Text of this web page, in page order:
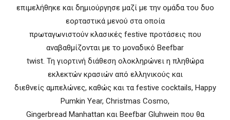
επιμελήθηκε και δημιούργησε μαζί με την ομάδα του δυο
εορταστικά μενού στα οποία
πρωταγωνιστούν κλασικές festive προτάσεις που
αναβαθμίζονται με το μοναδικό Beefbar
twist. Τη γιορτινή διάθεση ολοκληρώνει η πληθώρα
εκλεκτών κρασιών από ελληνικούς και
διεθνείς αμπελώνες, καθώς και τα festive cocktails, Happy
Pumkin Year, Christmas Cosmo,
Gingerbread Manhattan και Beefbar Gluhwein που θα